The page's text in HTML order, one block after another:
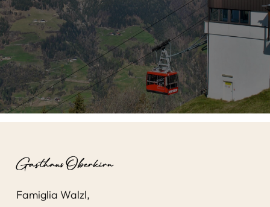
Gasthaus Oberkirn
Famiglia Walzl,